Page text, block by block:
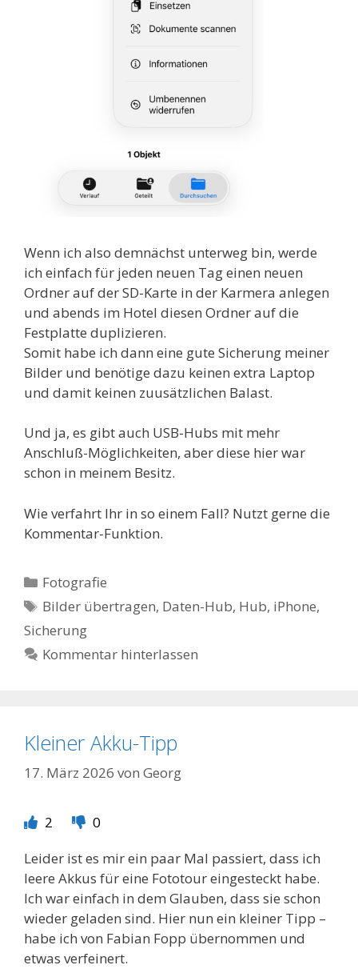
Wenn ich also demnächst unterweg bin, werde
ich einfach für jeden neuen Tag einen neuen
Ordner auf der SD-Karte in der Karmera anlegen
und abends im Hotel diesen Ordner auf die
Festplatte duplizieren.
Somit habe ich dann eine gute Sicherung meiner
Bilder und benötige dazu keinen extra Laptop
und damit keinen zuusätzlichen Balast.
Und ja, es gibt auch USB-Hubs mit mehr
Anschluß-Möglichkeiten, aber diese hier war
schon in meinem Besitz.
Wie verfahrt Ihr in so einem Fall? Nutzt gerne die
Kommentar-Funktion.
Kategorien
Fotografie
Schlagwörter
Bilder übertragen, Daten-Hub, Hub, iPhone,
Sicherung
Kommentar hinterlassen
Kleiner Akku-Tipp
17. März 2026 von Georg
2
0
Leider ist es mir ein paar Mal passiert, dass ich
leere Akkus für eine Fototour eingesteckt habe.
Ich war einfach in dem Glauben, dass sie schon
wieder geladen sind. Hier nun ein kleiner Tipp –
habe ich von Fabian Fopp übernommen und
etwas verfeinert.